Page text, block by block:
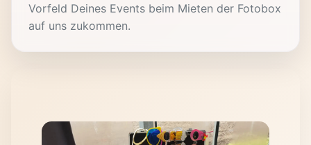
Vorfeld Deines Events beim Mieten der Fotobox
auf uns zukommen.